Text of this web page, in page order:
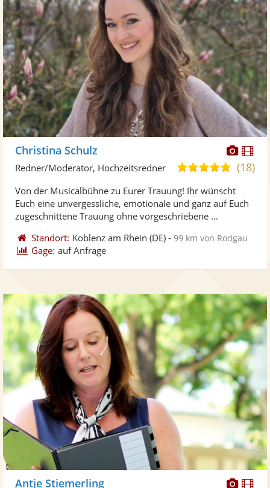
Christina Schulz
5,0
5
(18)
Redner/Moderator, Hochzeitsredner
Von der Musicalbühne zu Eurer Trauung! Ihr wünscht
Euch eine unvergessliche, emotionale und ganz auf Euch
zugeschnittene Trauung ohne vorgeschriebene ...
Standort: Koblenz am Rhein (DE) -99 km von Rodgau
Gage: auf Anfrage
Antje Stiemerling